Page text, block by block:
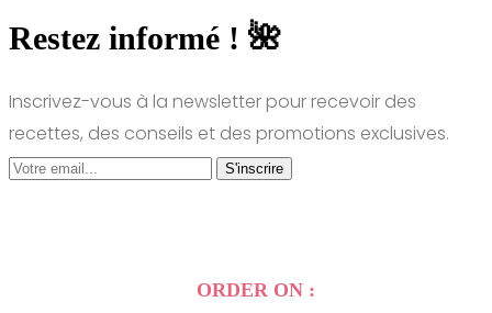
Restez informé ! 🌺
Inscrivez-vous à la newsletter pour recevoir des
recettes, des conseils et des promotions exclusives.
S'inscrire
ORDER ON :